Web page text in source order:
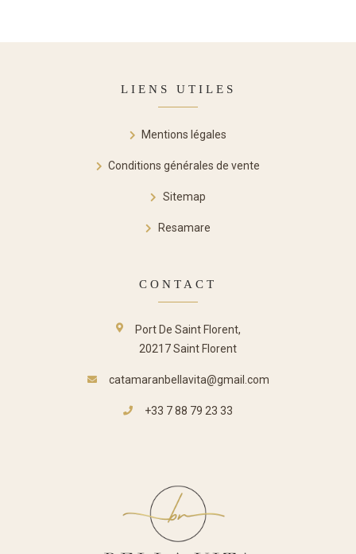
LIENS UTILES
Mentions légales
Conditions générales de vente
Sitemap
Resamare
CONTACT
Port De Saint Florent,
20217 Saint Florent
catamaranbellavita@gmail.com
+33 7 88 79 23 33